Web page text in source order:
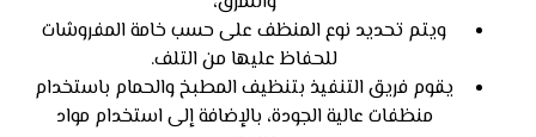
ويتم تحديد نوع المنظف على حسب خامة المفروشات
للحفاظ عليها من التلف.
يقوم فريق التنفيذ بتنظيف المطبخ والحمام باستخدام
منظفات عالية الجودة، بالإضافة إلى استخدام مواد